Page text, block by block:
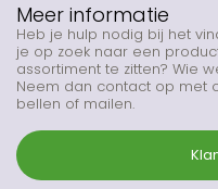
Meer informatie
Heb je hulp nodig bij het
je op zoek naar een
assortiment te zitten? Wie
Neem dan contact op met
bellen of mailen.